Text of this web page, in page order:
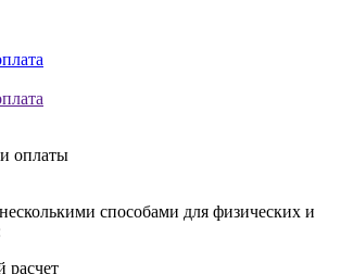
оплаты
способами для физических и
расчет